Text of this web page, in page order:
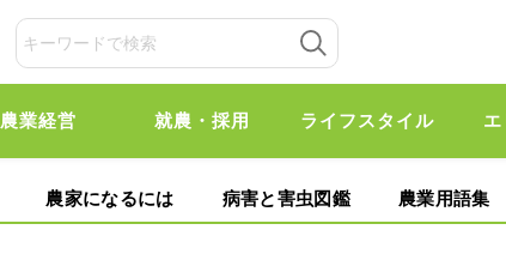
農業経営 就農・採用 ライフスタイル
農家になるには 病害と害虫図鑑 農業用語集